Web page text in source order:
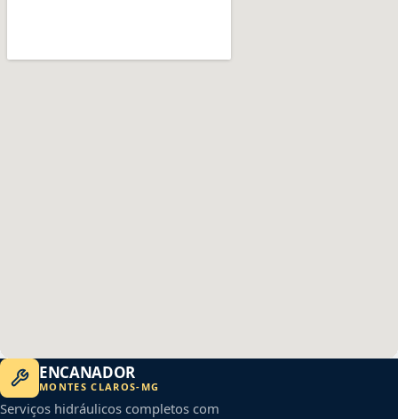
ENCANADOR
MONTES CLAROS- MG
Serviços hidráulicos completos com